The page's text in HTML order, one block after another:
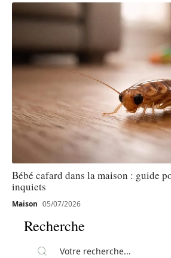
Bébé cafard dans la maison : guide
inquiets
Maison 05/07/2026
Recherche